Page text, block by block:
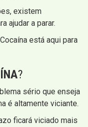
existem
ajudar a parar.
está aqui para
?
sério que enseja
é altamente viciante.
ficará viciado mais